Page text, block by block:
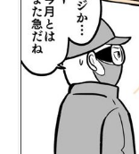
ビジネスと働き方
AI活用のいまが分か
企業ITのトレンド
経営リーダーのコ